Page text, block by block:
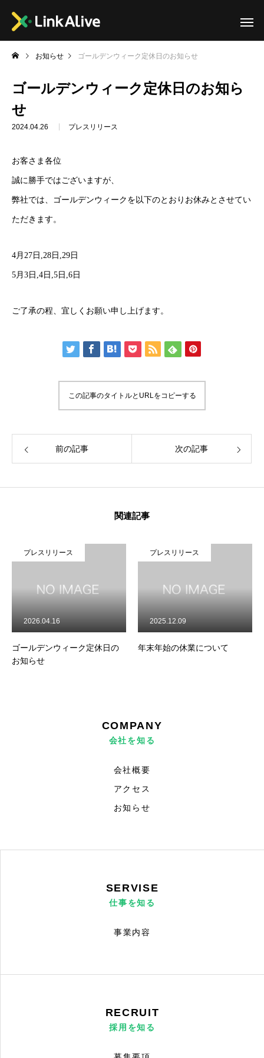
HOME
会社案内
従業員インタビュー
プライバシーポリシー
お知らせ ゴールデンウィーク定休日のお知らせ
ゴールデンウィーク定休日のお知ら
せ
2024.04.26 プレスリリース
お客さま各位
誠に勝手ではございますが、
弊社では、ゴールデンウィークを以下のとおりお休みとさせてい
ただきます。
4月27日,28日,29日
5月3日,4日,5日,6日
ご了承の程、宜しくお願い申し上げます。
この記事のタイトルとURLをコピーする
前の記事 次の記事
関連記事
プレスリリース
ゴールデンウィーク定休日の
お知らせ
2026.04.16
プレスリリース
年末年始の休業について
2025.12.09
COMPANY
会社を知る
会社概要
アクセス
お知らせ
SERVISE
仕事を知る
事業内容
RECRUIT
採用を知る